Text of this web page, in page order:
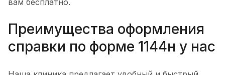
вам бесплатно.
Преимущества оформления
справки по форме 1144н у нас